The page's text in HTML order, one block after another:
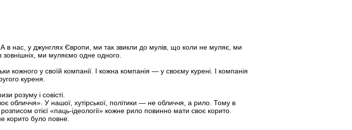
нас, у джунглях Європи, ми так звикли до мулів, що коли не муляє, ми
ми муляємо одне одного.
кожного у своїй компанії. І кожна компанія — у своєму курені. І компанія
куреня.
розуму і совісті.
обличчя». У нашої, хутірської, політики — не обличчя, а рило. Тому в
отієї «паць-ідеології» кожне рило повинно мати своє корито.
корито було повне.